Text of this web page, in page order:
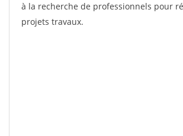
à la recherche de professionnels pour
projets travaux.